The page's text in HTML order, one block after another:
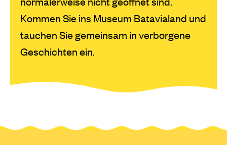
Kommen Sie ins Museum Batavialand und
tauchen Sie gemeinsam in verborgene
Geschichten ein.